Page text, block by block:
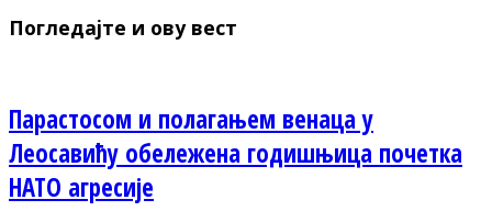
Погледајте и ову вест
Парастосом и полагањем венаца у
Леосавићу обележена годишњица почетка
НАТО агресије